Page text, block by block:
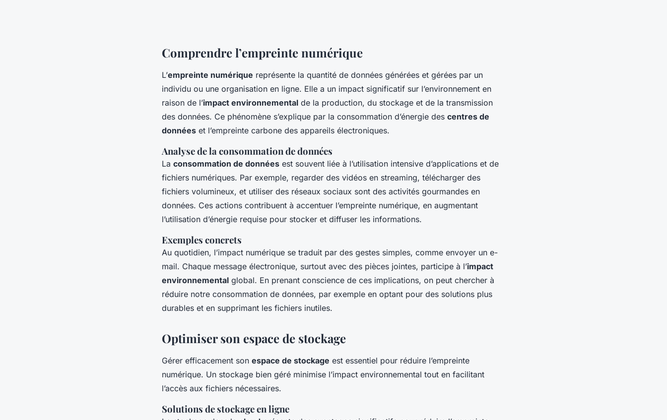
Comprendre l’empreinte numérique
L’empreinte numérique représente la quantité de données générées et gérées par un
individu ou une organisation en ligne. Elle a un impact significatif sur l’environnement en
raison de l’impact environnemental de la production, du stockage et de la transmission
des données. Ce phénomène s’explique par la consommation d’énergie des centres de
données et l’empreinte carbone des appareils électroniques.
Analyse de la consommation de données
La consommation de données est souvent liée à l’utilisation intensive d’applications et de
fichiers numériques. Par exemple, regarder des vidéos en streaming, télécharger des
fichiers volumineux, et utiliser des réseaux sociaux sont des activités gourmandes en
données. Ces actions contribuent à accentuer l’empreinte numérique, en augmentant
l’utilisation d’énergie requise pour stocker et diffuser les informations.
Exemples concrets
Au quotidien, l’impact numérique se traduit par des gestes simples, comme envoyer un e-
mail. Chaque message électronique, surtout avec des pièces jointes, participe à l’impact
environnemental global. En prenant conscience de ces implications, on peut chercher à
réduire notre consommation de données, par exemple en optant pour des solutions plus
durables et en supprimant les fichiers inutiles.
Optimiser son espace de stockage
Gérer efficacement son espace de stockage est essentiel pour réduire l’empreinte
numérique. Un stockage bien géré minimise l’impact environnemental tout en facilitant
l’accès aux fichiers nécessaires.
Solutions de stockage en ligne